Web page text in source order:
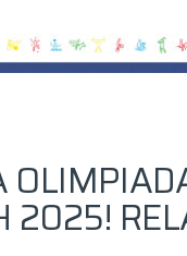
2025!